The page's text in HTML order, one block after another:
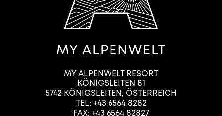
MY ALPENWELT RESORT
KÖNIGSLEITEN 81
5742 KÖNIGSLEITEN, ÖSTERREICH
TEL: +43 6564 8282
FAX: +43 6564 82827